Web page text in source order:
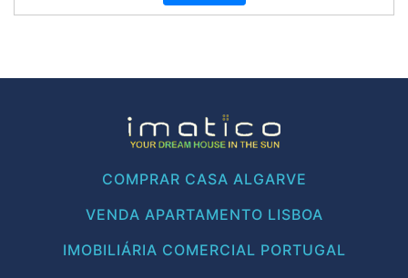
COMPRAR CASA ALGARVE
VENDA APARTAMENTO LISBOA
IMOBILIÁRIA COMERCIAL PORTUGAL